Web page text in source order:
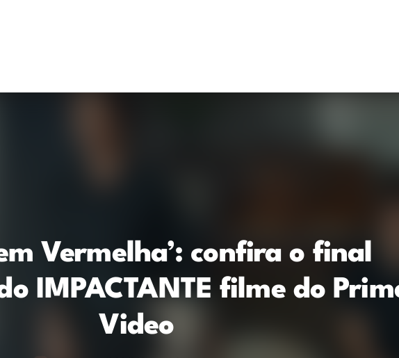
Vermelha’: confira o final
IMPACTANTE filme do
Video